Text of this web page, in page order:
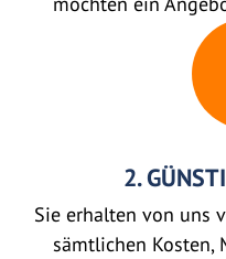
2.
Sie erhalten von uns
sämtlichen Kosten,